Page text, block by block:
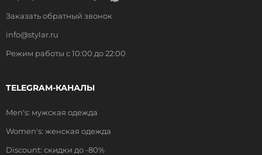
Заказать обратный звонок
info@stylar.ru
Режим работы с 10:00 до 22:00
TELEGRAM-КАНАЛЫ
Men's: мужская одежда
Women's: женская одежда
Discount: скидки до -80%